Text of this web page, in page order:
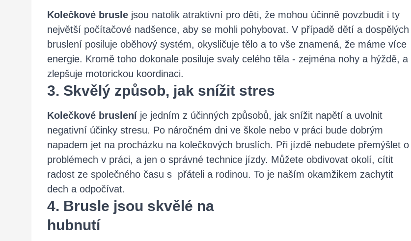
Kolečkové brusle jsou natolik atraktivní pro děti, že mohou účinně povzbudit i ty
největší počítačové nadšence, aby se mohli pohybovat. V případě dětí a dospělých
bruslení posiluje oběhový systém, okysličuje tělo a to vše znamená, že máme více
energie. Kromě toho dokonale posiluje svaly celého těla - zejména nohy a hýždě, a
zlepšuje motorickou koordinaci.
3. Skvělý způsob, jak snížit stres
Kolečkové bruslení je jedním z účinných způsobů, jak snížit napětí a uvolnit
negativní účinky stresu. Po náročném dni ve škole nebo v práci bude dobrým
napadem jet na procházku na kolečkových bruslích. Při jízdě nebudete přemýšlet o
problémech v práci, a jen o správné technice jízdy. Můžete obdivovat okolí, cítit
radost ze společného času s přáteli a rodinou. To je naším okamžikem zachytit
dech a odpočívat.
4. Brusle jsou skvělé na
hubnutí